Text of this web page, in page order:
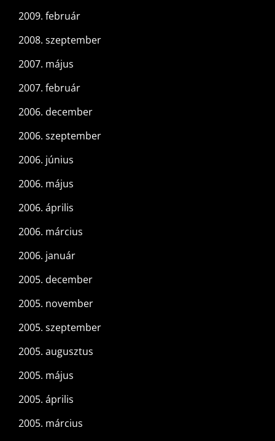
2009. február
2008. szeptember
2007. május
2007. február
2006. december
2006. szeptember
2006. június
2006. május
2006. április
2006. március
2006. január
2005. december
2005. november
2005. szeptember
2005. augusztus
2005. május
2005. április
2005. március